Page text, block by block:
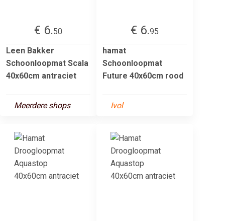
€ 6.50
Leen Bakker
Schoonloopmat Scala
40x60cm antraciet
Meerdere shops
€ 6.95
hamat
Schoonloopmat
Future 40x60cm rood
Ivol